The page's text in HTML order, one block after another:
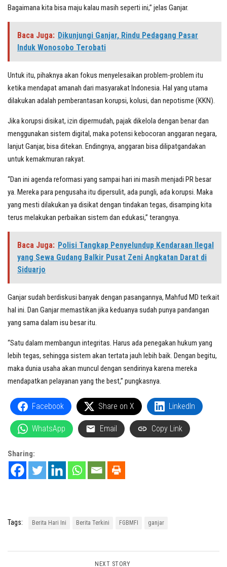
Bagaimana kita bisa maju kalau masih seperti ini,” jelas Ganjar.
Baca Juga: Dikunjungi Ganjar, Rindu Pedagang Pasar
Induk Wonosobo Terobati
Untuk itu, pihaknya akan fokus menyelesaikan problem-problem itu
ketika mendapat amanah dari masyarakat Indonesia. Hal yang utama
dilakukan adalah pemberantasan korupsi, kolusi, dan nepotisme (KKN).
Jika korupsi disikat, izin dipermudah, pajak dikelola dengan benar dan
menggunakan sistem digital, maka potensi kebocoran anggaran negara,
lanjut Ganjar, bisa ditekan. Endingnya, anggaran bisa dilipatgandakan
untuk kemakmuran rakyat.
“Dan ini agenda reformasi yang sampai hari ini masih menjadi PR besar
ya. Mereka para pengusaha itu dipersulit, ada pungli, ada korupsi. Maka
yang mesti dilakukan ya disikat dengan tindakan tegas, disamping kita
terus melakukan perbaikan sistem dan edukasi,” terangnya.
Baca Juga: Polisi Tangkap Penyelundup Kendaraan Ilegal
yang Sewa Gudang Balkir Pusat Zeni Angkatan Darat di
Siduarjo
Ganjar sudah berdiskusi banyak dengan pasangannya, Mahfud MD terkait
hal ini. Dan Ganjar memastikan jika keduanya sudah punya pandangan
yang sama dalam isu besar itu.
“Satu dalam membangun integritas. Harus ada penegakan hukum yang
lebih tegas, sehingga sistem akan tertata jauh lebih baik. Dengan begitu,
maka dunia usaha akan muncul dengan sendirinya karena mereka
mendapatkan pelayanan yang the best,” pungkasnya.
Facebook Share on X LinkedIn
WhatsApp Email Copy Link
Sharing:
Tags: Berita Hari Ini Berita Terkini FGBMFI ganjar
NEXT STORY